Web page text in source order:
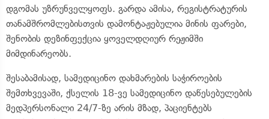
დგომას უზრუნველყოფს. გარდა ამისა, რეგისტრატურის
თანამშრომლებისთვის დამონტაჟებულია მინის ფარები,
შენობის დეზინფექცია ყოველდღიურ რეჟიმში
მიმდინარეობს.
შესაბამისად, სამედიცინო დახმარების საჭიროების
შემთხვევაში, ქსელის 18-ვე სამედიცინო დაწესებულების
მედპერსონალი 24/7-ზე არის მზად, პაციენტებს